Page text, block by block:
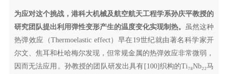
为应对这个挑战，港科大机械及航空航天工程学系孙庆平教授的
研究团队提出利用弹性变形产生的温度变化实现制热。 虽然这种
热弹效应（Thermoelastic effect）早在19世纪就由著名科学家开
尔文、焦耳和杜哈梅尔发现，但常规金属的热弹效应非常微弱，
因而无法应用。孙教授的团队研发出具有[100]织构的Ti₇₈Nb₂₂马